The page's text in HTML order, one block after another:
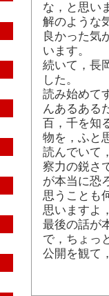
な，と思い
解のような
良かった気
います。
続いて，長
した。
読み始めて
んあるある
百，千を知
物を，ふと
読んでいて
察力の鋭さ
が本当に恐
思うことも
思いますよ
最後の話が
で，ちょっ
公開を観て